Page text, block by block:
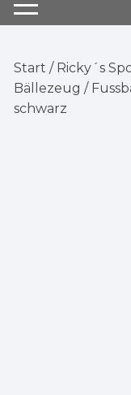
Start / Ricky´s
Bällezeug /
schwarz